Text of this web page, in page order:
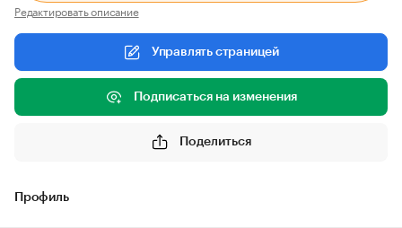
Редактировать описание
Управлять страницей
Подписаться на изменения
Поделиться
Профиль